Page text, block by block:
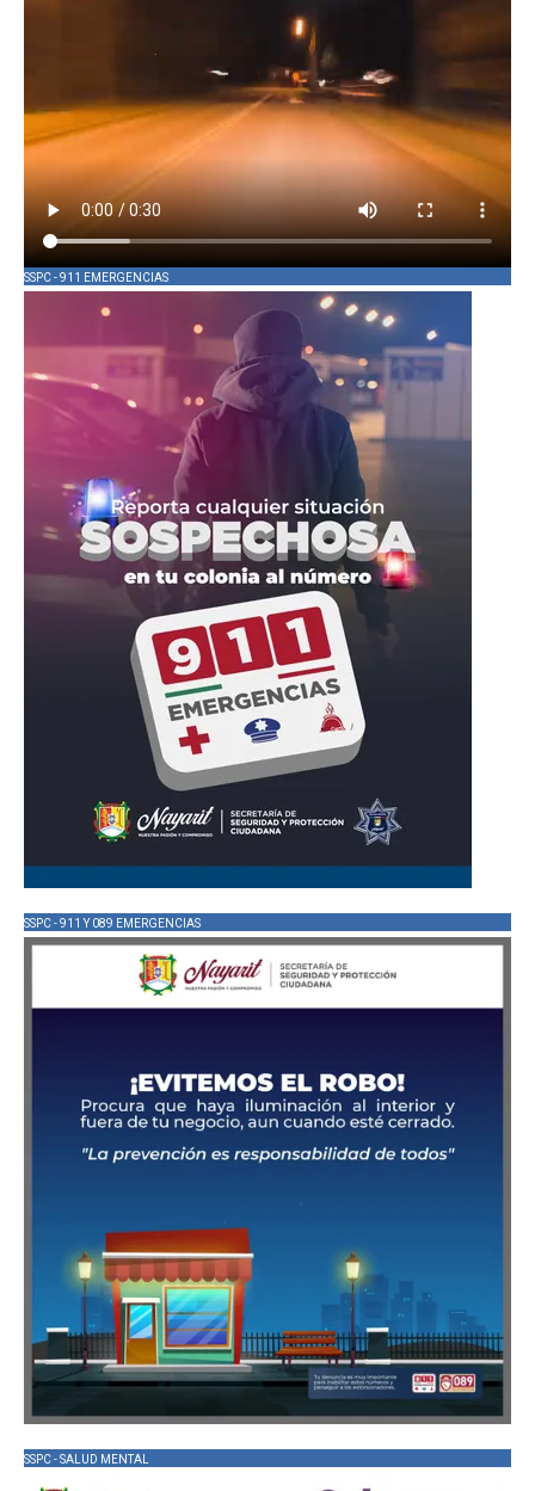
SSPC - 911 EMERGENCIAS
SSPC - 911 Y 089 EMERGENCIAS
SSPC - SALUD MENTAL